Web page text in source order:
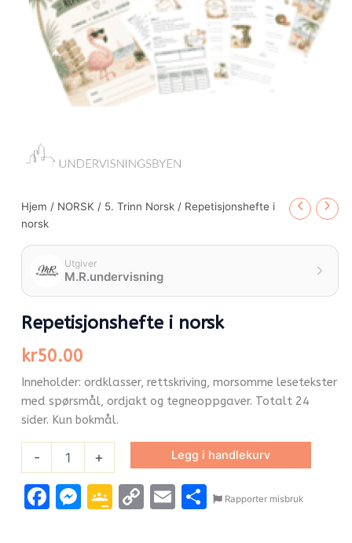
Hjem / NORSK / 5. Trinn Norsk / Repetisjonshefte i
norsk
Utgiver
M.R.undervisning
Repetisjonshefte i norsk
kr50.00
Inneholder: ordklasser, rettskriving, morsomme lesetekster
med spørsmål, ordjakt og tegneoppgaver. Totalt 24
sider. Kun bokmål.
- + Legg i handlekurv
Facebook
Messenger
Google
CopyEmailShare
Rapporter misbruk